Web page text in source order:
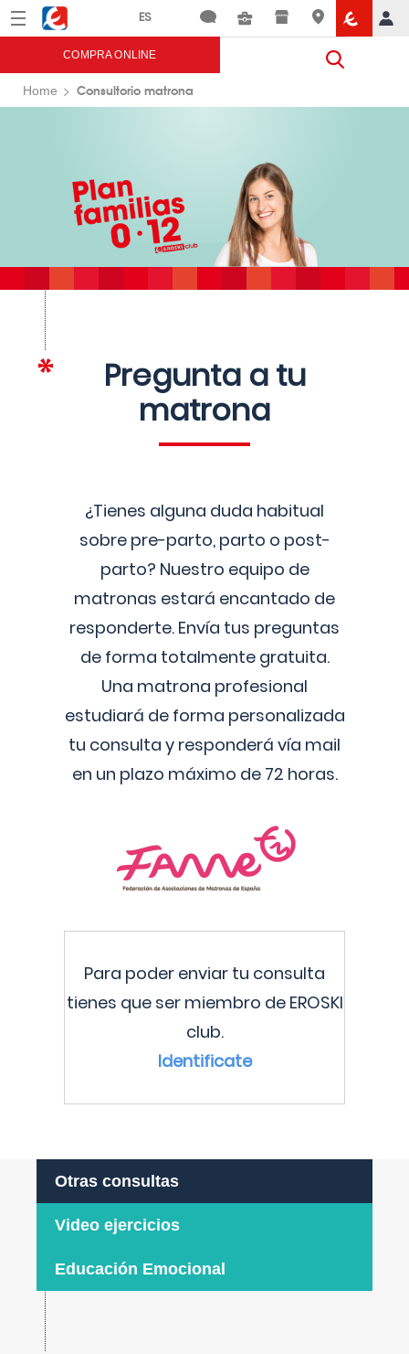
Menú Eroski
COMPRA ONLINE
Home Consultorio matrona
Pregunta a tu
matrona
¿Tienes alguna duda habitual
sobre pre-parto, parto o post-
parto? Nuestro equipo de
matronas estará encantado de
responderte. Envía tus preguntas
de forma totalmente gratuita.
Una matrona profesional
estudiará de forma personalizada
tu consulta y responderá vía mail
en un plazo máximo de 72 horas.
Para poder enviar tu consulta
tienes que ser miembro de EROSKI
club.
Identificate
Otras consultas
Video ejercicios
Educación Emocional